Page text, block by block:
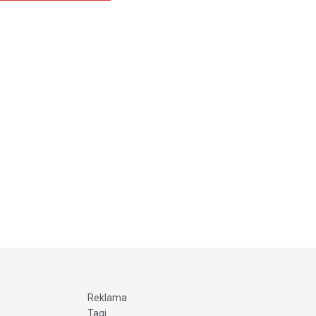
Reklama
Tagi